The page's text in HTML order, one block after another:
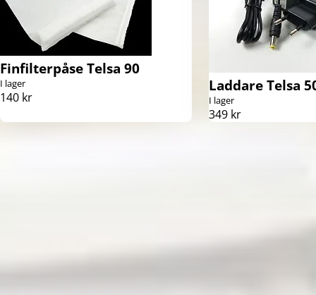
Finfilterpåse Telsa 90
I lager
140 kr
Laddare Telsa
I lager
349 kr